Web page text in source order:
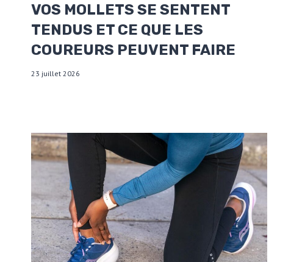
VOS MOLLETS SE SENTENT
TENDUS ET CE QUE LES
COUREURS PEUVENT FAIRE
23 juillet 2026